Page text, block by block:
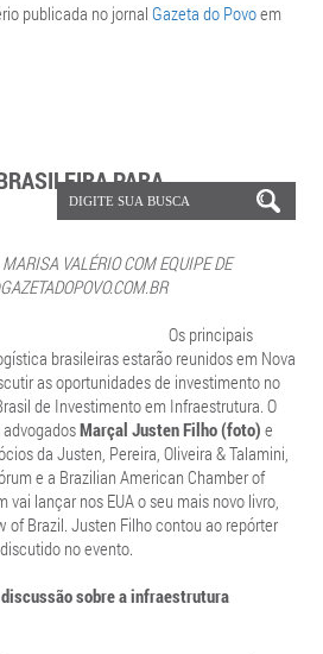
publicada no jornal Gazeta do Povoem
PARA
MARISA VALÉRIO COM EQUIPE DE
Os principais
brasileiras estarão reunidos em Nova
as oportunidades de investimento no
de Investimento em Infraestrutura. O
Marçal Justen Filho (foto) e
da Justen, Pereira, Oliveira & Talamini,
e a Brazilian American Chamber of
lançar nos EUA o seu mais novo livro,
Brazil. Justen Filho contou ao repórter
no evento.
sobre a infraestrutura